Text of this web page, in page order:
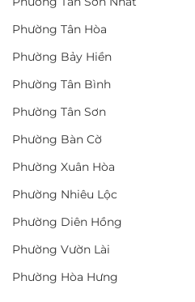
Phường Tân Hòa
Phường Bảy Hiền
Phường Tân Bình
Phường Tân Sơn
Phường Bàn Cờ
Phường Xuân Hòa
Phường Nhiêu Lộc
Phường Diên Hồng
Phường Vườn Lài
Phường Hòa Hưng